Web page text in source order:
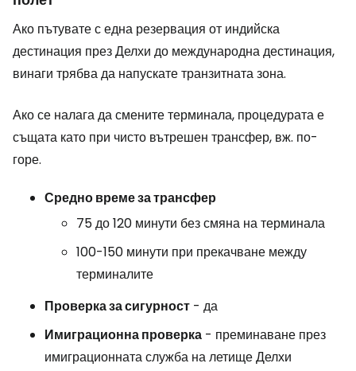
Ако пътувате с една резервация от индийска
дестинация през Делхи до международна дестинация,
винаги трябва да напускате транзитната зона.
Ако се налага да смените терминала, процедурата е
същата като при чисто вътрешен трансфер, вж. по-
горе.
Средно време за трансфер
75 до 120 минути без смяна на терминала
100-150 минути при прекачване между
терминалите
Проверка за сигурност - да
Имиграционна проверка - преминаване през
имиграционната служба на летище Делхи